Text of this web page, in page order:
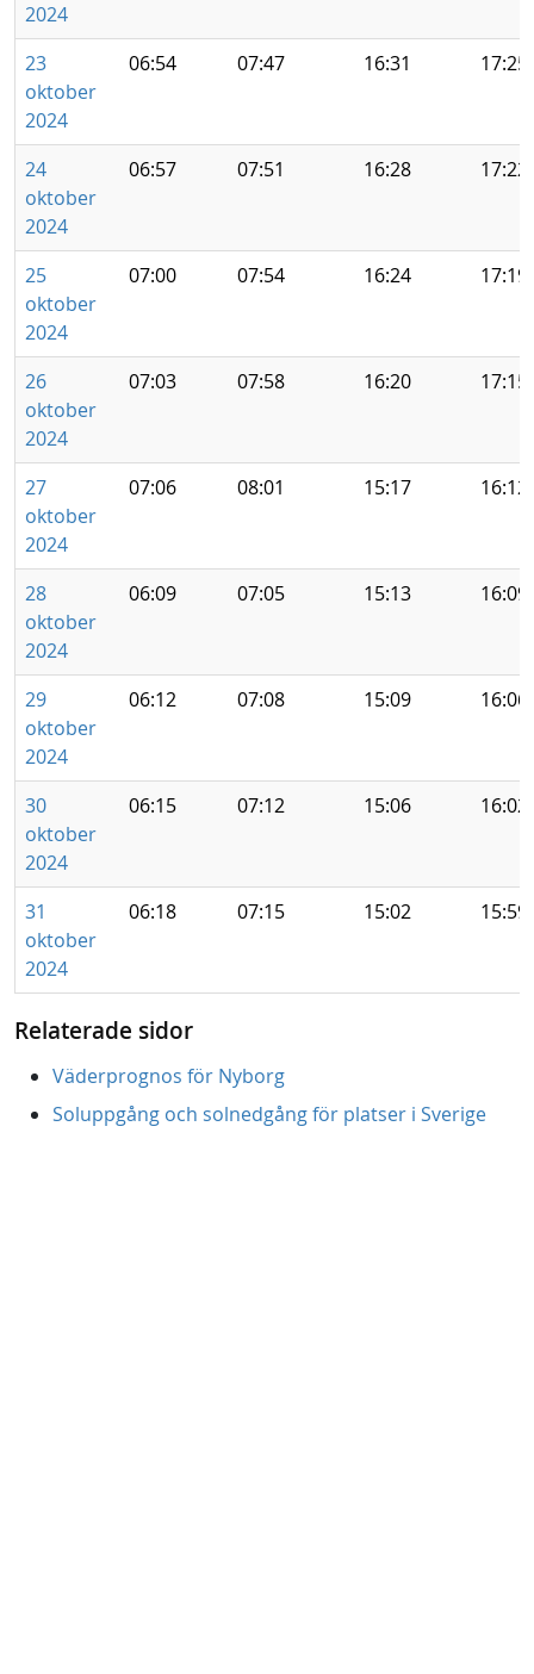
2024
23
oktober
2024
06:54 07:47 16:31 17:25
24
oktober
2024
06:57 07:51 16:28 17:22
25
oktober
2024
07:00 07:54 16:24 17:19
26
oktober
2024
07:03 07:58 16:20 17:15
27
oktober
2024
07:06 08:01 15:17 16:12
28
oktober
2024
06:09 07:05 15:13 16:09
29
oktober
2024
06:12 07:08 15:09 16:06
30
oktober
2024
06:15 07:12 15:06 16:02
31
oktober
2024
06:18 07:15 15:02 15:59
Relaterade sidor
Väderprognos för Nyborg
Soluppgång och solnedgång för platser i Sverige